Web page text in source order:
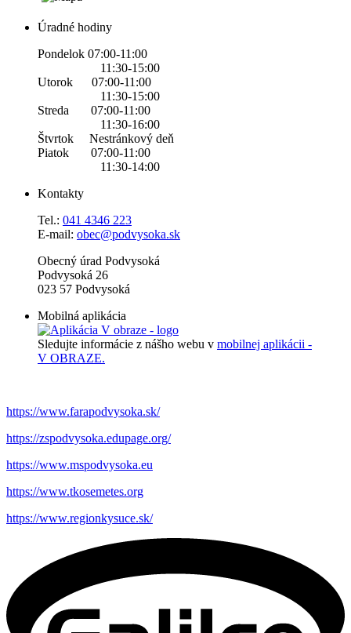
Úradné hodiny
Pondelok 07:00-11:00
11:30-15:00
Utorok 07:00-11:00
11:30-15:00
Streda 07:00-11:00
11:30-16:00
Štvrtok Nestránkový deň
Piatok 07:00-11:00
11:30-14:00
Kontakty
Tel.: 041 4346 223
E-mail: obec@podvysoka.sk
Obecný úrad Podvysoká
Podvysoká 26
023 57 Podvysoká
Mobilná aplikácia
Sledujte informácie z nášho webu v mobilnej aplikácii -
V OBRAZE.
https://www.farapodvysoka.sk/
https://zspodvysoka.edupage.org/
https://www.mspodvysoka.eu
https://www.tkosemetes.org
https://www.regionkysuce.sk/